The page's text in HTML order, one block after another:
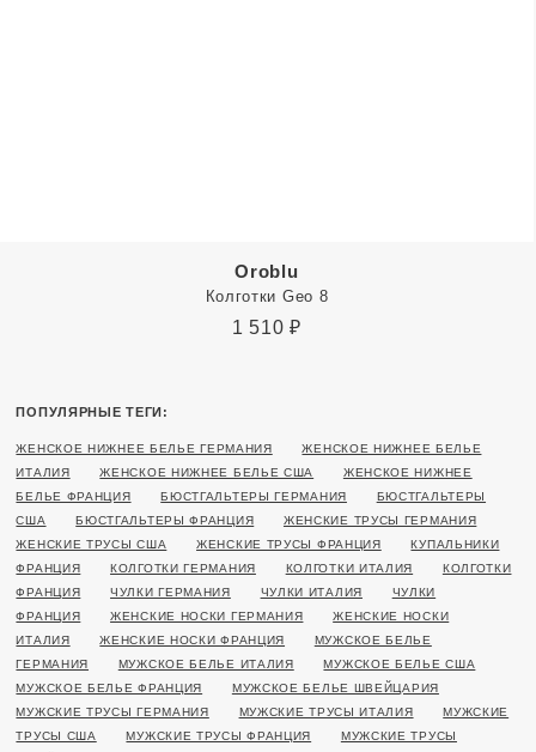
Oroblu
Колготки Geo 8
1 510 ₽
ПОПУЛЯРНЫЕ ТЕГИ:
ЖЕНСКОЕ НИЖНЕЕ БЕЛЬЕ ГЕРМАНИЯ
ЖЕНСКОЕ НИЖНЕЕ БЕЛЬЕ
ИТАЛИЯ
ЖЕНСКОЕ НИЖНЕЕ БЕЛЬЕ США
ЖЕНСКОЕ НИЖНЕЕ
БЕЛЬЕ ФРАНЦИЯ
БЮСТГАЛЬТЕРЫ ГЕРМАНИЯ
БЮСТГАЛЬТЕРЫ
США
БЮСТГАЛЬТЕРЫ ФРАНЦИЯ
ЖЕНСКИЕ ТРУСЫ ГЕРМАНИЯ
ЖЕНСКИЕ ТРУСЫ США
ЖЕНСКИЕ ТРУСЫ ФРАНЦИЯ
КУПАЛЬНИКИ
ФРАНЦИЯ
КОЛГОТКИ ГЕРМАНИЯ КОЛГОТКИ ИТАЛИЯ
КОЛГОТКИ
ФРАНЦИЯ
ЧУЛКИ ГЕРМАНИЯ ЧУЛКИ ИТАЛИЯ
ЧУЛКИ
ФРАНЦИЯ
ЖЕНСКИЕ НОСКИ ГЕРМАНИЯ
ЖЕНСКИЕ НОСКИ
ИТАЛИЯ
ЖЕНСКИЕ НОСКИ ФРАНЦИЯ
МУЖСКОЕ БЕЛЬЕ
ГЕРМАНИЯ
МУЖСКОЕ БЕЛЬЕ ИТАЛИЯ
МУЖСКОЕ БЕЛЬЕ США
МУЖСКОЕ БЕЛЬЕ ФРАНЦИЯ
МУЖСКОЕ БЕЛЬЕ ШВЕЙЦАРИЯ
МУЖСКИЕ ТРУСЫ ГЕРМАНИЯ
МУЖСКИЕ ТРУСЫ ИТАЛИЯ
МУЖСКИЕ
ТРУСЫ США
МУЖСКИЕ ТРУСЫ ФРАНЦИЯ
МУЖСКИЕ ТРУСЫ